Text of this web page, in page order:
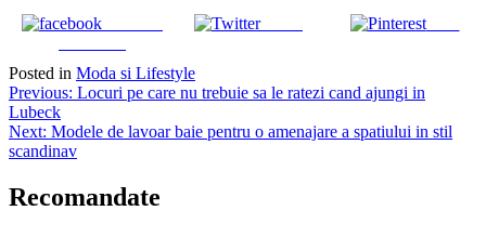
Tweet Save
Posted in Moda si Lifestyle
Navigare
în
articole
Previous: Locuri pe care nu trebuie sa le ratezi cand ajungi in
Lubeck
Next: Modele de lavoar baie pentru o amenajare a spatiului in stil
scandinav
Recomandate